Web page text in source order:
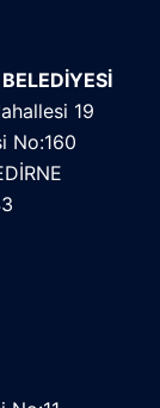
19
No:160